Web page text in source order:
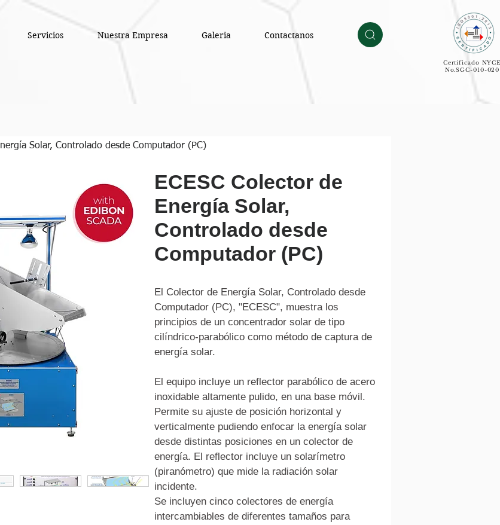
Servicios Nuestra Empresa Galeria Contactanos
Certificado
No.SGC-010-020
Solar, Controlado desde Computador (PC)
ECESC Colector de
Energía Solar,
Controlado desde
Computador (PC)
El Colector de Energía Solar, Controlado desde
Computador (PC), "ECESC", muestra los
principios de un concentrador solar de tipo
cilíndrico-parabólico como método de captura de
energía solar.
El equipo incluye un reflector parabólico de acero
inoxidable altamente pulido, en una base móvil.
Permite su ajuste de posición horizontal y
verticalmente pudiendo enfocar la energía solar
desde distintas posiciones en un colector de
energía. El reflector incluye un solarímetro
(piranómetro) que mide la radiación solar
incidente.
Se incluyen cinco colectores de energía
intercambiables de diferentes tamaños para